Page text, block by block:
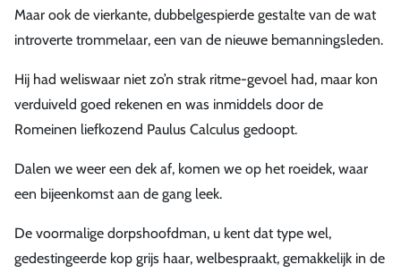
Maar ook de vierkante, dubbelgespierde gestalte van de wat
introverte trommelaar, een van de nieuwe bemanningsleden.
Hij had weliswaar niet zo’n strak ritme-gevoel had, maar kon
verduiveld goed rekenen en was inmiddels door de
Romeinen liefkozend Paulus Calculus gedoopt.
Dalen we weer een dek af, komen we op het roeidek, waar
een bijeenkomst aan de gang leek.
De voormalige dorpshoofdman, u kent dat type wel,
gedestingeerde kop grijs haar, welbespraakt, gemakkelijk in de